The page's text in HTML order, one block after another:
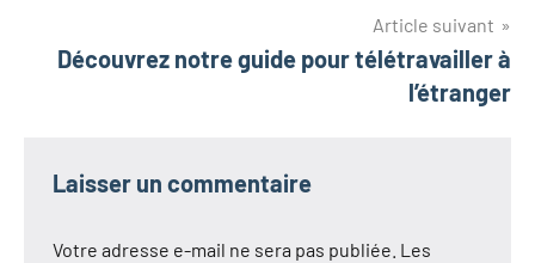
Article suivant
Découvrez notre guide pour télétravailler à
l’étranger
Laisser un commentaire
Votre adresse e-mail ne sera pas publiée. Les